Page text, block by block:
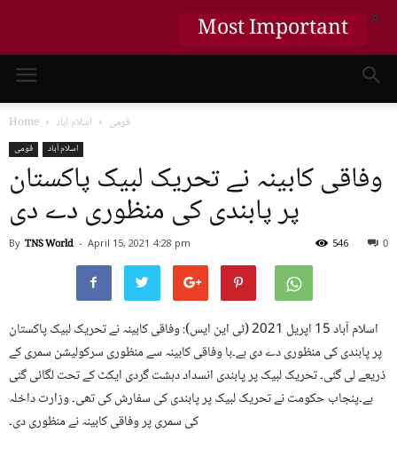
Home قومی اسلام آباد
قومی اسلام آباد
وفاقی کابینہ نے تحریک لبیک پاکستان
پر پابندی کی منظوری دے دی
By TNS World - April 15, 2021 4:28 pm 0
546
اسلام آباد 15 اپریل 2021 (ٹی این ایس): وفاقی کابینہ نے تحریک لبیک پاکستان
پر پابندی کی منظوری دے دی ہے۔با وفاقی کابینہ سے منظوری سرکولیشن سمری کے
ذریعے لی گئی۔ تحریک لبیک پر پابندی انسداد دہشت گردی ایکٹ کے تحت لگائی گئی
ہے۔پنجاب حکومت نے تحریک لبیک پر پابندی کی سفارش کی تھی۔ وزارت داخلہ
کی سمری پر وفاقی کابینہ نے منظوری دی۔
Most Important X